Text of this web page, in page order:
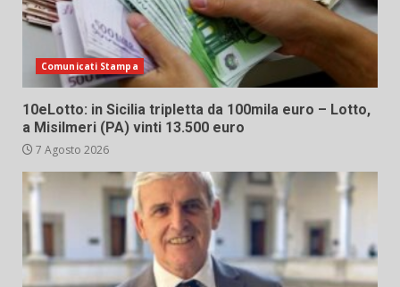
Comunicati Stampa
10eLotto: in Sicilia tripletta da 100mila euro – Lotto,
a Misilmeri (PA) vinti 13.500 euro
7 Agosto 2026